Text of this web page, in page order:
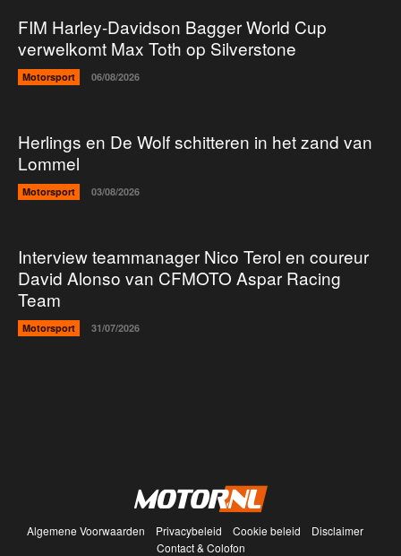
FIM Harley-Davidson Bagger World Cup
verwelkomt Max Toth op Silverstone
Motorsport 06/08/2026
Herlings en De Wolf schitteren in het zand van
Lommel
Motorsport 03/08/2026
Interview teammanager Nico Terol en coureur
David Alonso van CFMOTO Aspar Racing
Team
Motorsport 31/07/2026
Algemene Voorwaarden Privacybeleid Cookie beleid
Disclaimer
Contact & Colofon